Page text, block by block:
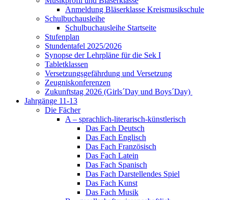
Anmeldung Bläserklasse Kreismusikschule
Schulbuchausleihe
Schulbuchausleihe Startseite
Stufenplan
Stundentafel 2025/2026
Synopse der Lehrpläne für die Sek I
Tabletklassen
Versetzungsgefährdung und Versetzung
Zeugniskonferenzen
Zukunftstag 2026 (Girls´Day und Boys´Day)
Jahrgänge 11-13
Die Fächer
A – sprachlich-literarisch-künstlerisch
Das Fach Deutsch
Das Fach Englisch
Das Fach Französisch
Das Fach Latein
Das Fach Spanisch
Das Fach Darstellendes Spiel
Das Fach Kunst
Das Fach Musik